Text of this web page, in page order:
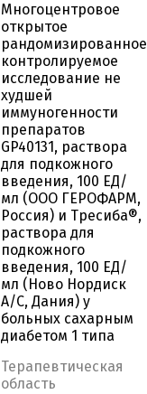
Многоцентровое
открытое
рандомизированное
контролируемое
исследование не
худшей
иммуногенности
препаратов
GP40131, раствора
для подкожного
введения, 100 ЕД/
мл (ООО ГЕРОФАРМ,
Россия) и Тресиба®,
раствора для
подкожного
введения, 100 ЕД/
мл (Ново Нордиск
А/С, Дания) у
больных сахарным
диабетом 1 типа
Терапевтическая
область